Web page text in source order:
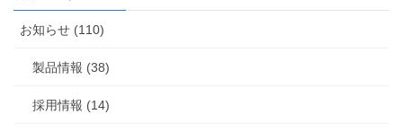
お知らせ (110)
製品情報 (38)
採用情報 (14)